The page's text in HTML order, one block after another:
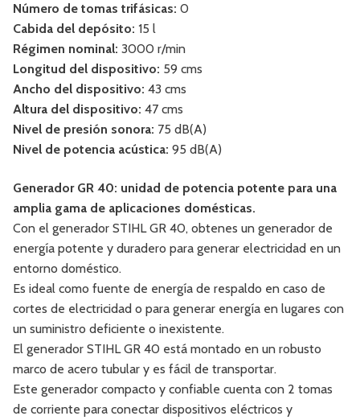
Número de tomas trifásicas: 0
Cabida del depósito: 15 l
Régimen nominal: 3000 r/min
Longitud del dispositivo: 59 cms
Ancho del dispositivo: 43 cms
Altura del dispositivo: 47 cms
Nivel de presión sonora: 75 dB(A)
Nivel de potencia acústica: 95 dB(A)
Generador GR 40: unidad de potencia potente para una
amplia gama de aplicaciones domésticas.
Con el generador STIHL GR 40, obtenes un generador de
energía potente y duradero para generar electricidad en un
entorno doméstico.
Es ideal como fuente de energía de respaldo en caso de
cortes de electricidad o para generar energía en lugares con
un suministro deficiente o inexistente.
El generador STIHL GR 40 está montado en un robusto
marco de acero tubular y es fácil de transportar.
Este generador compacto y confiable cuenta con 2 tomas
de corriente para conectar dispositivos eléctricos y